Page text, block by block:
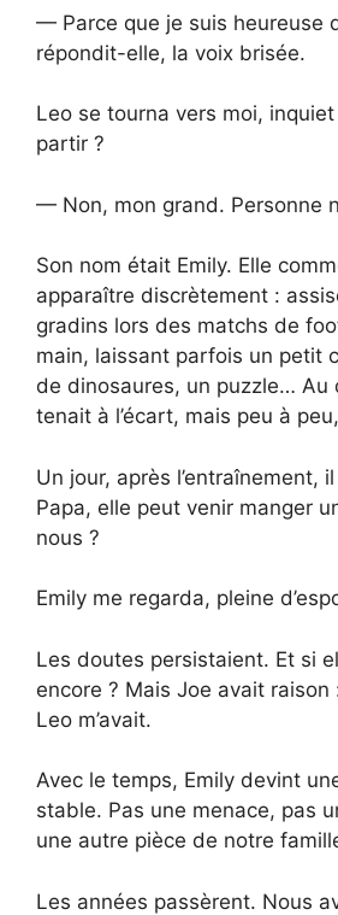
— Parce que je suis heureuse
répondit-elle, la voix brisée.
Leo se tourna vers moi,
partir ?
— Non, mon grand. Personne
Son nom était Emily. Elle
apparaître discrètement :
gradins lors des matchs de
main, laissant parfois un petit
de dinosaures, un puzzle… Au
tenait à l’écart, mais peu à
Un jour, après l’entraînement,
Papa, elle peut venir manger
nous ?
Emily me regarda, pleine
Les doutes persistaient. Et si
encore ? Mais Joe avait raison
Leo m’avait.
Avec le temps, Emily devint
stable. Pas une menace, pas
une autre pièce de notre
Les années passèrent. Nous